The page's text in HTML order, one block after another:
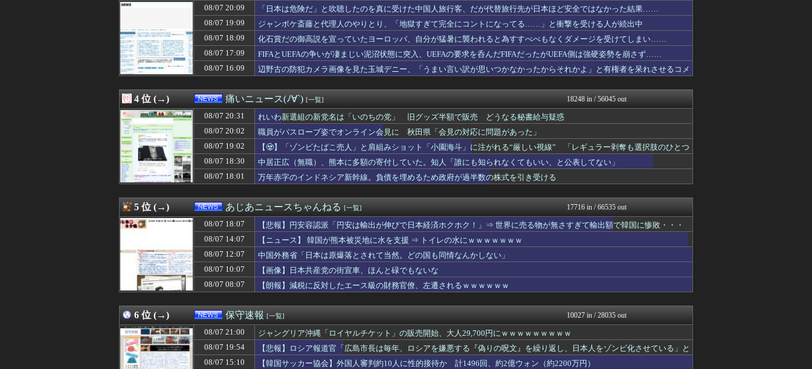
08/07 20:00
【東京】東京駅近くに「地下シェルター」整備を正式表明…小池百合子知事「多くの方...
みそパンNEWS
韓国メディア 韓国サッカーのイメージが墜落 [8/07]
国難にあってもの申す！！
08/07 19:54
【悲報】ロシア報道官「広島市長は毎年、ロシアを嫌悪する『偽りの呪文』を繰り返し...
保守速報
08/07 19:46
太陽光発電所で、銅線およそ2.2トン（時価およそ330万円相当）盗んだなど、ベ...
もえるあじあ(･∀･)
08/07 19:44
Amazon、汗が飛び散る灼熱の「マンガ毎週末セール（50%還元）」を開催！【...
かせまと！
08/07 19:40
中国の海警局と海軍の船が衝突2人死亡 南シナ海でフィリピン船を追跡中、公表まで...
にゅーすアルー！
08/07 19:40
フィリピン「台湾有事で中立は不可能」中国に覚悟表明
おーるじゃんる
08/07 19:30
【終わり】ガチの国税職員さん、税務調査で詐欺を行い〇億だまし取る
オレ的ゲーム速報＠刃
08/07 19:30
【これは頼もしい】熊本に“海上避難所”到着 風呂・診療・300室を備えた「はく...
アルファルファモザイク＠ネ...
08/07 19:29
日産e-power、無給油で1980km走行しギネス記録を達成、無駄な発電や送...
日本第一！ニュース録
08/07 19:26
ワイ「iPhone高いなあAndroidに変えるか・・・おっこれええやん！」→...
かせまと！
08/07 19:23
脳の手術で正常な脳を摘出
08/07 19:20
韓国と台湾の輸出額、ともに初の日本超え AI特需の恩恵で差 26年上期
キムチ速報
08/07 19:15
もうれいわって言われなくなるから良かったね 〜 れいわ信者「“れいわ信者”や“...
反日愚国 恨寓瘻
08/07 19:13
【緊急】Kindleストア｢3日間限定 スポーツマンガ50%ポイント還元｣と｢...
理想ちゃんねる
08/07 19:12
【悲報】集英社オンライン、1人のシャドウボクシング（43億注文）によって長期間...
NEWSまとめもりー｜2c...
08/07 19:10
【速報】福岡県知事「議員の圧力から職員守る」 不当要求防止の条例策定へ
おーるじゃんる
08/07 19:09
ジャンポケ斎藤と代理人のやりとり、「地獄すぎて完全にコントになってる……」と衝...
U-1 NEWS.
08/07 19:08
【悲報】財務省「レジ都合で消費税を0％にできません！」 → X民「指定ゴミ袋を...
政経ワロスまとめニュース♪
【これは酷い】反高市「平和式典で“防弾ガラス”に守られながらスピーチ。『高市出...
正義の見方
【悲報】へずまりゅう、熊本で被災地支援中に発熱… 「緊急で病院に向かい点滴を打...
watch＠２ちゃんねる
08/07 19:02
韓国サッカー協会、Ｗ杯アジア予選で外国人審判員に性的接待か…韓国放送局が独占報...
08/07 19:02
【🧟】「ゾンビたばこ売人」と肩組みショット「小園海斗」に注がれる“厳しい視線”...
08/07 19:00
元ジャンポケ・斉藤慎二被告、 不同意性交で懲役7年求刑→X民「口封じに◯◯した...
オレ的ゲーム速報＠刃
08/07 19:00
経済大国の日本、世界に売るものがなさすぎて史上初めて韓国台湾に輸出額抜かされ置...
08/07 19:00
【速報】ダウンタウン浜田さん、差別発言と受け取られる一言で炎上ｗｗｗｗｗｗ
08/07 19:00
共通する要因「若年」「低収入」「ネット・SNS情報」反ワクチン情報を信じる人の...
みそパンNEWS
08/07 19:00
【悲報】 週刊少年ジャンプさん、最大発行部数653万部から急降下でついに「10...
投資ちゃんねる
08/07 18:55
熊本県知事、オールドメディアの被災者、遺族への取材に怒り「極めて強い不満、苦情...
国難にあってもの申す！！
08/07 18:51
石破茂前総理「ウクライナが核放棄しなければロシア侵攻しなかった」！
軍事・ミリタリー速報☆彡
08/07 18:50
ミツオカ、新型スポーツカーのティザー画像「第3弾」を公開！
ゆめ痛 -自動車まとめブロ...
08/07 20:09
「日本は危険だ」と吹聴したのを真に受けた中国人旅行客、だが代替旅行先が日本ほど安全ではなかった結果……
08/07 19:09
ジャンポケ斎藤と代理人のやりとり、「地獄すぎて完全にコントになってる……」と衝撃を受ける人が続出中
08/07 18:09
化石賞だの御高説を宣っていたヨーロッパ、自分が猛暑に襲われると為すすべべもなくダメージを受けてしまい……
08/07 17:09
FIFAとUEFAの争いが凄まじい泥沼状態に突入、UEFAの要求を呑んだFIFAだったがUEFA側は強硬姿勢を崩さず……
08/07 16:09
辺野古の防犯カメラ画像を見た玉城デニー、「うまい言い訳が思いつかなかったからそれかよ」と有権者を呆れさせるコメ
4 位 (→) 痛いニュース(ﾉ∀`) [一覧] 18248 in / 56045 out
08/07 20:31
れいわ新選組の新党名は「いのちの党」 旧グッズ半額で販売 どうなる秘書給与疑惑
08/07 20:02
職員がバスローブ姿でオンライン会見に 秋田県「会見の対応に問題があった」
08/07 19:02
【🧟】「ゾンビたばこ売人」と肩組みショット「小園海斗」に注がれる“厳しい視線” 「レギュラー剥奪も選択肢のひとつ
に」
08/07 18:30
中居正広（無職）、熊本に多額の寄付していた。知人「誰にも知られなくてもいい、と公表してない」
08/07 18:01
万年赤字のインドネシア新幹線。負債を埋めるため政府が過半数の株式を引き受ける
5 位 (→) あじあニュースちゃんねる [一覧] 17716 in / 66535 out
08/07 18:07
【悲報】円安容認派「円安は輸出が伸びで日本経済ホクホク！」⇒ 世界に売る物が無さすぎて輸出額で韓国に惨敗・・・
08/07 14:07
【ニュース】 韓国が熊本被災地に水を支援 ⇒ トイレの水にｗｗｗｗｗｗｗ
08/07 12:07
中国外務省「日本は原爆落とされて当然。どの国も同情なんかしない」
08/07 10:07
【画像】日本共産党の街宣車、ほんと碌でもないな
08/07 08:07
【朗報】減税に反対したエース級の財務官僚、左遷されるｗｗｗｗｗｗ
6 位 (→) 保守速報 [一覧] 10027 in / 28035 out
08/07 21:00
ジャングリア沖縄「ロイヤルチケット」の販売開始、大人29,700円にｗｗｗｗｗｗｗｗｗ
08/07 19:54
【悲報】ロシア報道官「広島市長は毎年、ロシアを嫌悪する『偽りの呪文』を繰り返し、日本人をゾンビ化させている」と
主張
08/07 15:10
【韓国サッカー協会】外国人審判約10人に性的接待か 計1496回、約2億ウォン（約2200万円）